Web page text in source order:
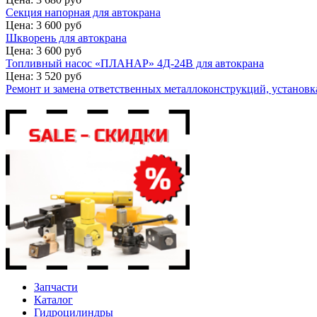
Секция напорная для автокрана
Цена: 3 600 руб
Шкворень для автокрана
Цена: 3 600 руб
Топливный насос «ПЛАНАР» 4Д-24В для автокрана
Цена: 3 520 руб
Ремонт и замена ответственных металлоконструкций,
Запчасти
Каталог
Гидроцилиндры